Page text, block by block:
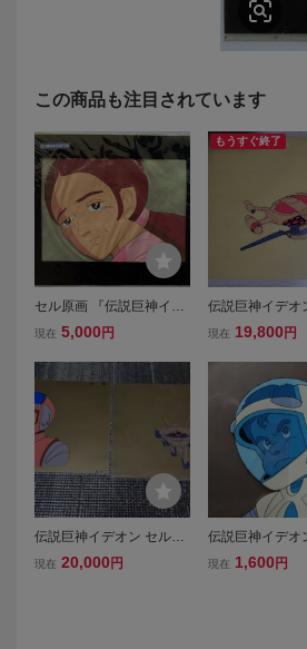
この商品も注目されています
セル原画 『伝説巨神イデ
オン』 ラポー
現在 5,000 円
伝説巨神イデオン セル画
ユウキ・コスモ ジグ・マ
現在 20,000 円
もうすぐ終了
伝説巨神イデ
画
現在 19,800 円
伝説巨神イデオ
ル画
現在 1,600 円